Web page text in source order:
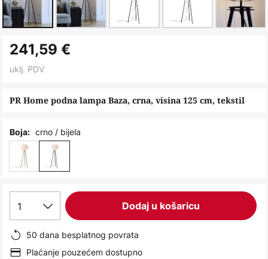
to
the
of
images
gallery
PR Home podna lampa Baza, crna, visina 125 cm, tekstil
241,59 €
uklj. PDV
Boja: crno / bijela
1 Dodaj u košaricu
50 dana besplatnog povrata
Plaćanje pouzećem dostupno